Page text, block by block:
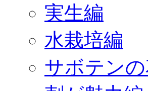
実生編
水栽培編
サボテン